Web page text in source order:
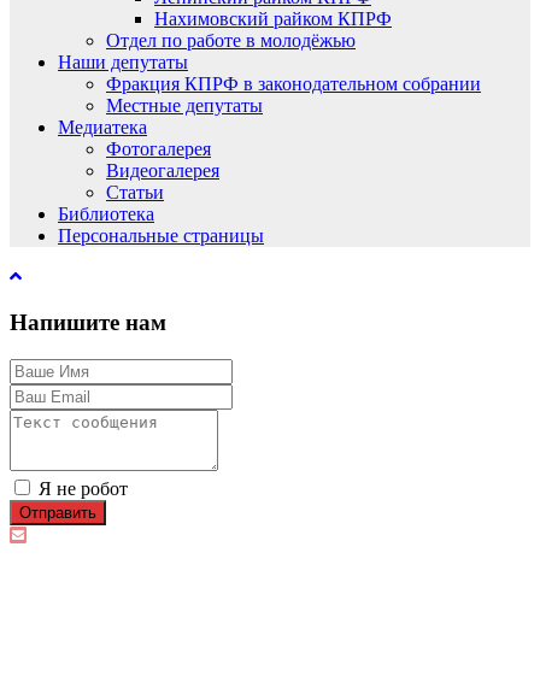
Нахимовский райком КПРФ
Отдел по работе в молодёжью
Наши депутаты
Фракция КПРФ в законодательном собрании
Местные депутаты
Медиатека
Фотогалерея
Видеогалерея
Статьи
Библиотека
Персональные страницы
Напишите нам
Я не робот
Отправить